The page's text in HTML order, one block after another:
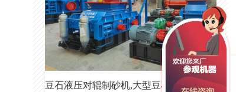
豆石液压对辊制砂机,大型豆石液压对辊制砂机